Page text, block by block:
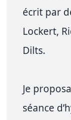
écrit par
Lockert,
Dilts.
Je
séance